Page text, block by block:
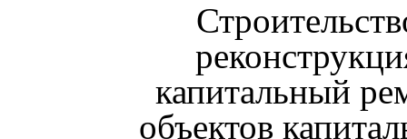
капитальный
объектов